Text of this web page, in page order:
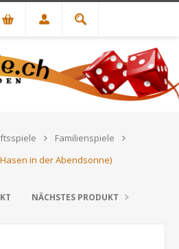
Familienspiele
in der Abendsonne)
NÄCHSTES PRODUKT